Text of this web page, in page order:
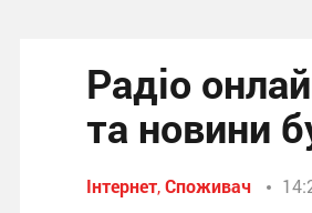
Радіо
та новини
Інтернет,Споживач